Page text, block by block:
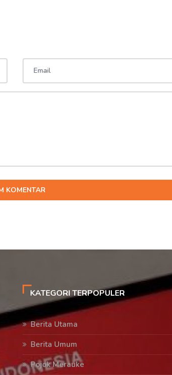
KOMENTAR
KATEGORI TERPOPULER
Berita Utama
Berita Umum
Pojok Merauke